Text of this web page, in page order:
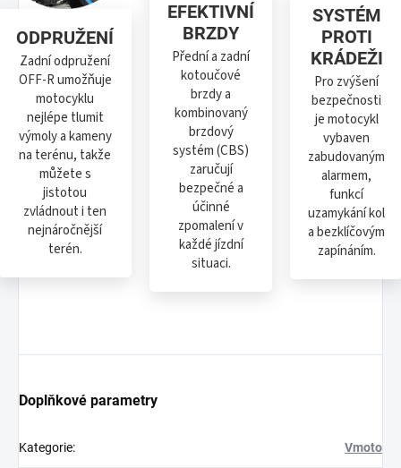
ODPRUŽENÍ
Zadní odpružení
OFF-R umožňuje
motocyklu
nejlépe tlumit
výmoly a kameny
na terénu, takže
můžete s
jistotou
zvládnout i ten
nejnáročnější
terén.
EFEKTIVNÍ
BRZDY
Přední a zadní
kotoučové
brzdy a
kombinovaný
brzdový
systém (CBS)
zaručují
bezpečné a
účinné
zpomalení v
každé jízdní
situaci.
SYSTÉM
PROTI
KRÁDEŽI
Pro zvýšení
bezpečnosti
je motocykl
vybaven
zabudovaným
alarmem,
funkcí
uzamykání kol
a bezklíčovým
zapínáním.
Doplňkové parametry
Kategorie: Vmoto